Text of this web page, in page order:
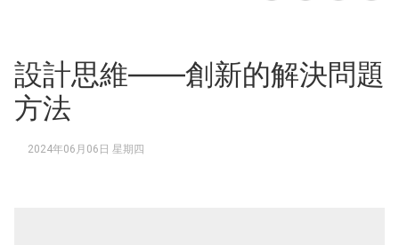
設計思維——創新的解決問題
方法
2024年06月06日 星期四